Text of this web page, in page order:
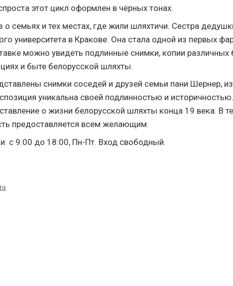
этот цикл оформлен в чёрных тонах.
о семьях и тех местах, где жили шляхтичи. Сестра
университета в Кракове. Она стала одной из первых
можно увидеть подлинные снимки, копии
и быте белорусской шляхты.
снимки соседей и друзей семьи пани Шернер,
уникальна своей подлинностью и
о жизни белорусской шляхты конца 19 века. В
предоставляется всем желающим.
с 9:00 до 18:00, Пн-Пт. Вход свободный.